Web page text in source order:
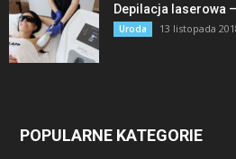
Depilacja laserowa
Uroda 13 listopada
POPULARNE KATEGORIE